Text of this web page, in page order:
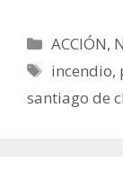
ACCIÓN,
Etiquetas
incendio,
santiago de